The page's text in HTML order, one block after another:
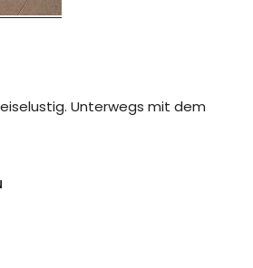
Unterwegs mit dem